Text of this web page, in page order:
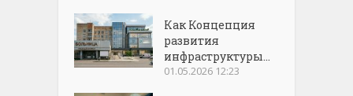
Как Концепция
развития
инфраструктуры...
01.05.2026 12:23